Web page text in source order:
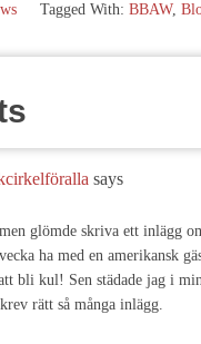
Tagged With: BBAW,
says
glömde skriva ett inlägg
ha med en amerikansk
bli kul! Sen städade jag i
rätt så många inlägg.